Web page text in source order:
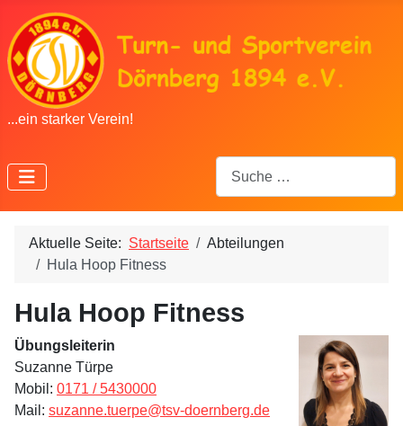
...ein starker Verein!
Aktuelle Seite: Startseite
Abteilungen
Hula Hoop Fitness
Hula Hoop Fitness
Übungsleiterin
Suzanne Türpe
Mobil: 0171 / 5430000
Mail: suzanne.tuerpe@tsv-doernberg.de